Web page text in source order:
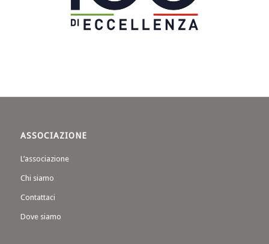
ASSOCIAZIONE
L’associazione
Chi siamo
Contattaci
Dove siamo